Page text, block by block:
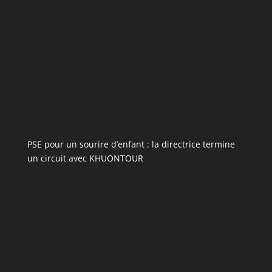
PSE pour un sourire d’enfant : la directrice termine
un circuit avec KHUONTOUR